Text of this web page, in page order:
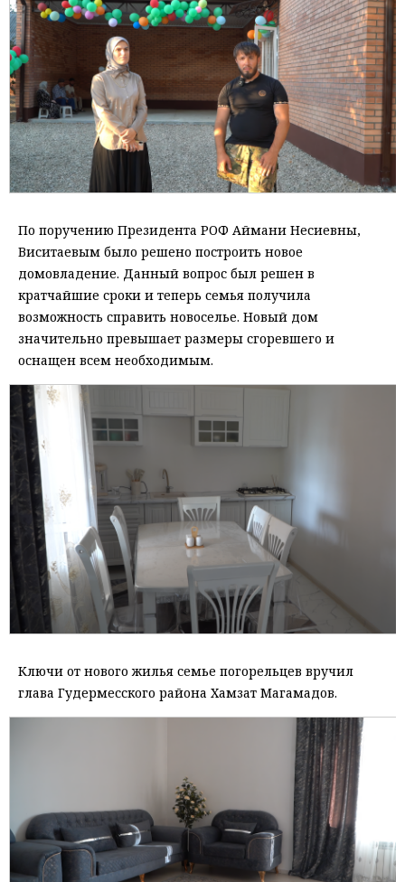
По поручению Президента РОФ Аймани Несиевны,
Виситаевым было решено построить новое
домовладение. Данный вопрос был решен в
кратчайшие сроки и теперь семья получила
возможность справить новоселье. Новый дом
значительно превышает размеры сгоревшего и
оснащен всем необходимым.
Ключи от нового жилья семье погорельцев вручил
глава Гудермесского района Хамзат Магамадов.